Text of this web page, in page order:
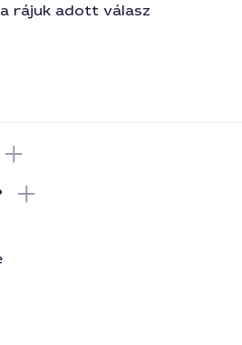
rájuk adott válasz